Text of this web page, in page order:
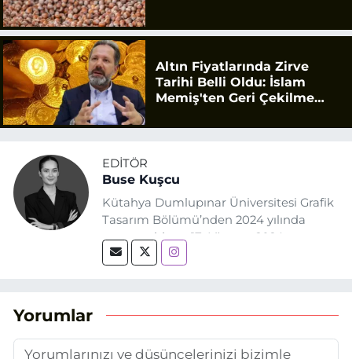
Altın Fiyatlarında Zirve
Tarihi Belli Oldu: İslam
Memiş'ten Geri Çekilme
EDITÖR
Buse Kuşcu
Kütahya Dumlupınar Üniversitesi Grafik
Tasarım Bölümü’nden 2024 yılında
mezun oldum. 17 Ağustos 2024
tarihinde, Grafik Tasarım alanında staj
adım attım.
Yorumlar